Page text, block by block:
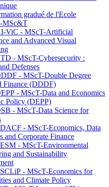
gradué de l'Ecole
MSc&T
ViC - MScT-Artificial
and Advanced Visual
- MScT-Cybersecurity :
Defenses
- MScT-Double Degree
Finance (DDDF)
- MScT-Data and Economics
Policy (DEPP)
- MScT-Data Science for
- MScT-Economics, Data
and Corporate Finance
- MScT-Environmental
and Sustainability
- MScT-Economics for
and Climate Policy